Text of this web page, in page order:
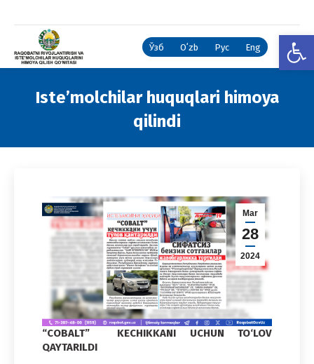
Ўзб Oʻzb Рус Eng
Iste’molchilar huquqlari himoya
qilindi
Mar
28
2024
“COBALT” KECHIKKANI UCHUN TO‘LOV
QAYTARILDI